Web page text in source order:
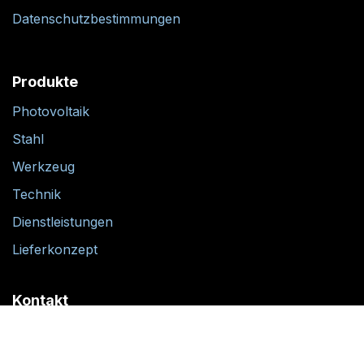
Datenschutzbestimmungen
Produkte
Photovoltaik
Stahl
Werkzeug
Technik
Dienstleistungen
Lieferkonzept
Kontakt